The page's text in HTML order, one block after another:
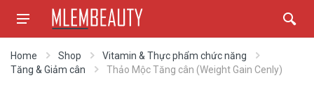
Home Shop
Vitamin & Thực phẩm chức năng
Tăng & Giảm cân
Thảo Mộc Tăng cân (Weight Gain Cenly)